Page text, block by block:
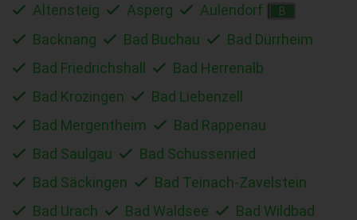
Altensteig
Asperg Aulendorf B
Backnang Bad Buchau
Bad Dürrheim
Bad Friedrichshall
Bad Herrenalb
Bad Krozingen
Bad Liebenzell
Bad Mergentheim
Bad Rappenau
Bad Saulgau
Bad Schussenried
Bad Säckingen
Bad Teinach-Zavelstein
Bad Urach
Bad Waldsee
Bad Wildbad